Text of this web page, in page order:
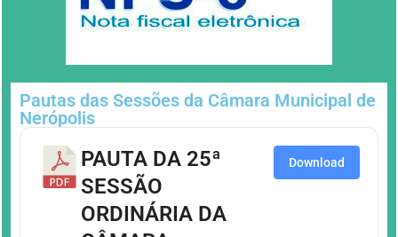
Pautas das Sessões da Câmara Municipal de
Nerópolis
PAUTA DA 25ª
SESSÃO
ORDINÁRIA DA
Download